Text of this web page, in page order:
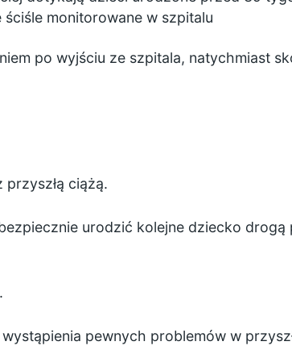
monitorowane w szpitalu
po wyjściu ze szpitala, natychmiast
ciążą.
urodzić kolejne dziecko
pewnych problemów w